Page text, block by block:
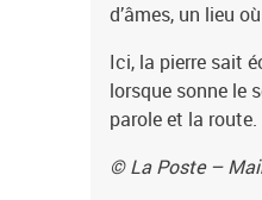
d’âmes, un lieu
Ici, la pierre sait
lorsque sonne le
parole et la route.
© La Poste –